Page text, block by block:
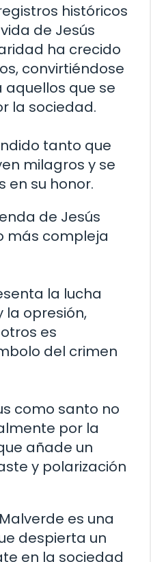
históricos
de Jesús
ha crecido
convirtiéndose
que se
la sociedad.
tanto que
milagros y se
en su honor.
de Jesús
más compleja
la lucha
la opresión,
es
del crimen
como santo no
por la
añade un
y polarización
es una
despierta un
en la sociedad